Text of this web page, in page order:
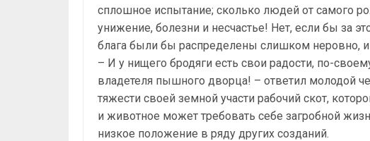
сплошное испытание; сколько людей от самого
унижение, болезни и несчастье! Нет, если бы за
блага были бы распределены слишком
– И у нищего бродяги есть свои радости, по-
владетеля пышного дворца! – ответил молодой
тяжести своей земной участи рабочий скот,
и животное может требовать себе загробной
низкое положение в ряду других созданий.